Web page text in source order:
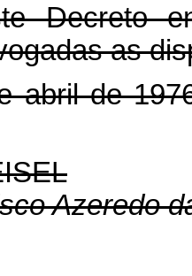
Decreto
as
abril de
Azeredo